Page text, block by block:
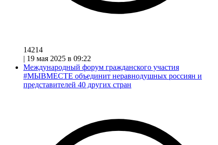
14214
| 19 мая 2025 в 09:22
Международный форум гражданского участия
#МЫВМЕСТЕ объединит неравнодушных россиян и
представителей 40 других стран